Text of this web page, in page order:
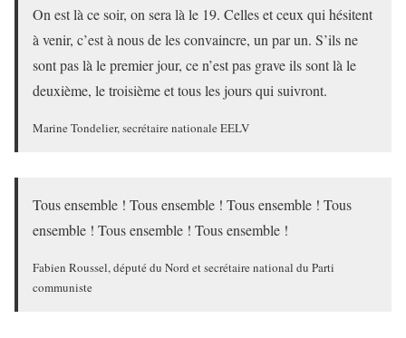
On est là ce soir, on sera là le 19. Celles et ceux qui hésitent
à venir, c’est à nous de les convaincre, un par un. S’ils ne
sont pas là le premier jour, ce n’est pas grave ils sont là le
deuxième, le troisième et tous les jours qui suivront.
Marine Tondelier, secrétaire nationale EELV
Tous ensemble ! Tous ensemble ! Tous ensemble ! Tous
ensemble ! Tous ensemble ! Tous ensemble !
Fabien Roussel, député du Nord et secrétaire national du Parti
communiste